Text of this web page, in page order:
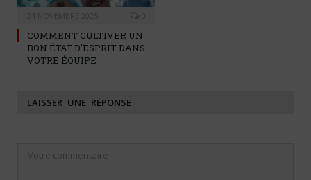
COMMENT CULTIVER UN
BON ÉTAT D’ESPRIT DANS
VOTRE ÉQUIPE
LAISSER UNE RÉPONSE